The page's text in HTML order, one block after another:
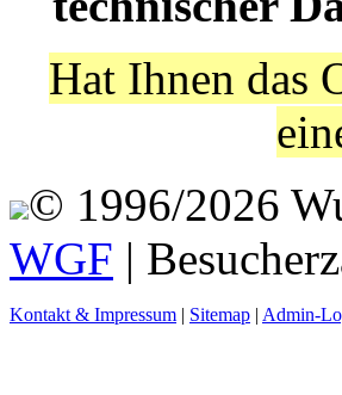
Hat Ihnen das
© 1996/2026
WGF |
Kontakt & Impressum | Sitemap | Admin-